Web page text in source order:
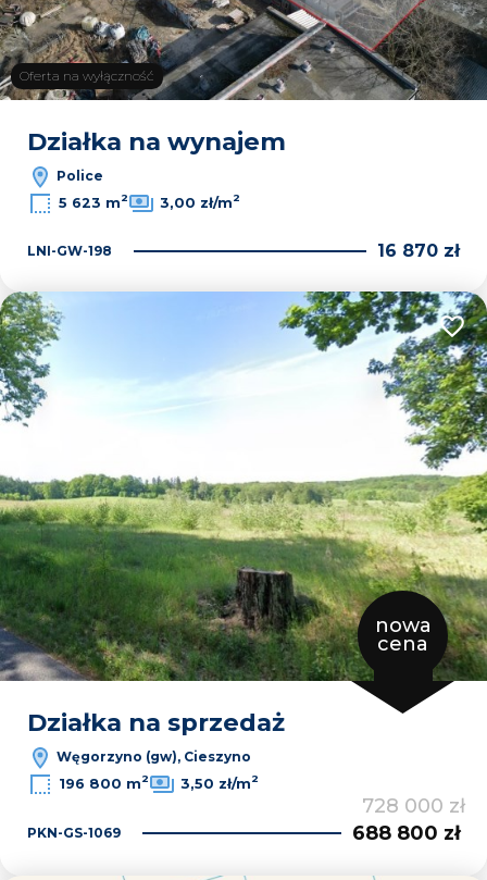
Oferta na wyłączność
Działka na wynajem
Police
5 623 m2 3,00 zł/m2
LNI-GW-198 16 870 zł
nowa
cena
Działka na sprzedaż
Węgorzyno (gw), Cieszyno
196 800 m2 3,50 zł/m2
728 000 zł
PKN-GS-1069 688 800 zł